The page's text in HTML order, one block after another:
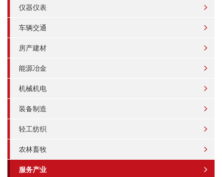
仪器仪表
车辆交通
房产建材
能源冶金
机械机电
装备制造
轻工纺织
农林畜牧
服务产业